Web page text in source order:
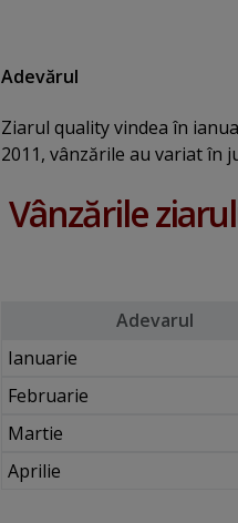
Adevărul
Ziarul quality vindea în
2011, vânzările au variat în
Vânzările
Adevarul
Ianuarie
Februarie
Martie
Aprilie